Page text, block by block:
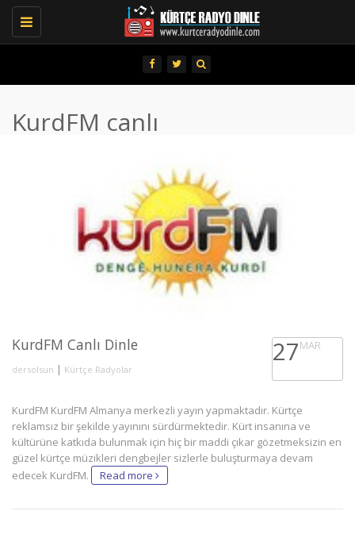
Toggle
navigation
KurdFM canlı
KurdFM Canlı Dinle
dersolsun | Kürtçe Radyolar
27MAR
KurdFM KurdFM Almanya merkezli yayın yapmaktadır. Kürtçe
reklamsız bir şekilde yayınını sürdürmektedir. Kürt insanına ve
kültürüne katkıda bulunmak için hiç bir maddi çıkar gözetmeksizin en
güzel kürtçe müzikleri dengbejler sizlerle buluşturmaya devam
edecek KurdFM.
Read more